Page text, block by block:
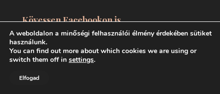
Kövessen Facebookon is
A weboldalon a minőségi felhasználói élmény érdekében sütiket
használunk.
You can find out more about which cookies we are using or
switch them off in settings.
Elfogad